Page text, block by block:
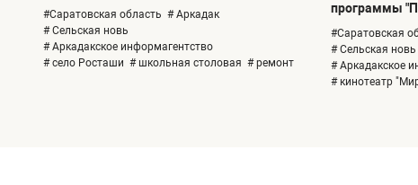
#Саратовская область # Аркадак
# Сельская новь
# Аркадакское информагентство
# село Росташи # школьная столовая # ремонт
программы
#Саратовская
# Сельская новь
# Аркадакское
# кинотеатр